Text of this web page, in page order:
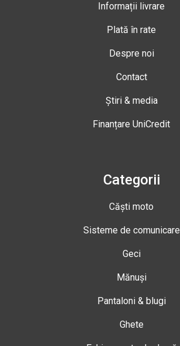
Informații livrare
Plată în rate
Despre noi
Contact
Știri & media
Finanțare UniCredit
Categorii
Căști moto
Sisteme de comunicare
Geci
Mănuși
Pantaloni & blugi
Ghete